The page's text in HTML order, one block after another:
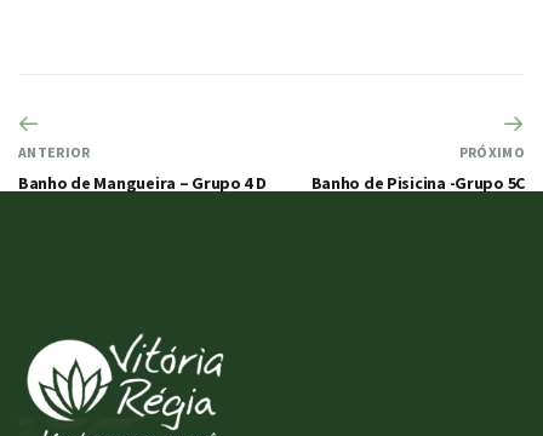
ANTERIOR
Banho de Mangueira – Grupo 4 D
PRÓXIMO
Banho de Pisicina -Grupo 5C